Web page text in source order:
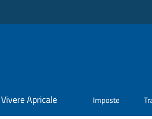
Vivere Apricale Imposte